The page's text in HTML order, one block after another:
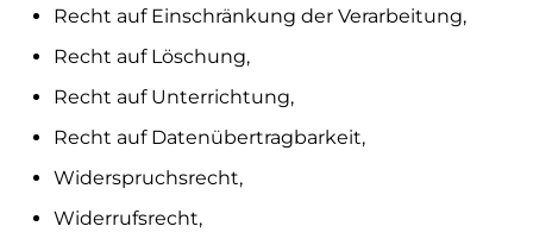
Recht auf Einschränkung der Verarbeitung,
Recht auf Löschung,
Recht auf Unterrichtung,
Recht auf Datenübertragbarkeit,
Widerspruchsrecht,
Widerrufsrecht,